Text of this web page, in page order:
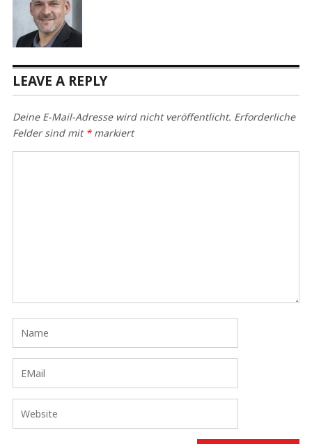
LEAVE A REPLY
Deine E-Mail-Adresse wird nicht veröffentlicht. Erforderliche
Felder sind mit *markiert